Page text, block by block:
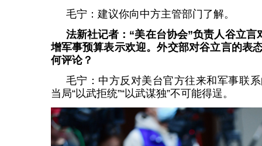
毛宁：建议你向中方主管部门了解。
法新社记者：“美在台协会”负责人谷立
增军事预算表示欢迎。外交部对谷立言的表
何评论？
毛宁：中方反对美台官方往来和军事联
当局“以武拒统”“以武谋独”不可能得逞。